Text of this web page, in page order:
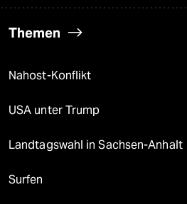
Themen
Nahost-Konflikt
USA unter Trump
Landtagswahl in Sachsen-Anhalt
Surfen